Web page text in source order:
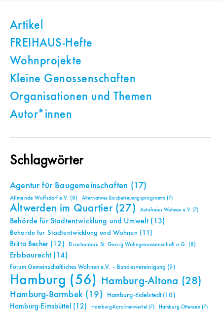
Artikel
FREIHAUS-Hefte
Wohnprojekte
Kleine Genossenschaften
Organisationen und Themen
Autor*innen
Schlagwörter
Agentur für Baugemeinschaften (17)
Allmende Wulfsdorf e.V. (8) Alternatives Baubetreuungsprogramm (7)
Altwerden im Quartier(27) Autofreies Wohnen e.V. (7)
Behörde für Stadtentwicklung und Umwelt (13)
Behörde für Stadtentwicklung und Wohnen(11)
Britta Becher(12) Drachenbau St. Georg Wohngenossenschaft e.G. (8)
Erbbaurecht(14)
Forum Gemeinschaftliches Wohnen e.V. – Bundesvereinigung (9)
Hamburg (56) Hamburg-Altona (28)
Hamburg-Barmbek(19) Hamburg-Eidelstedt(10)
Hamburg-Eimsbüttel (12) Hamburg-Karolinenviertel (7) Hamburg-Ottensen(7)